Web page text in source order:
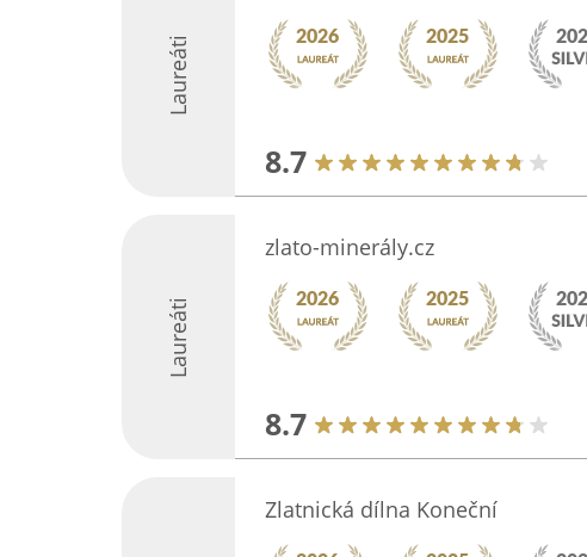
Laureáti
8.7
Laureáti
zlato-minerály.cz
8.7
Zlatnická dílna Koneční